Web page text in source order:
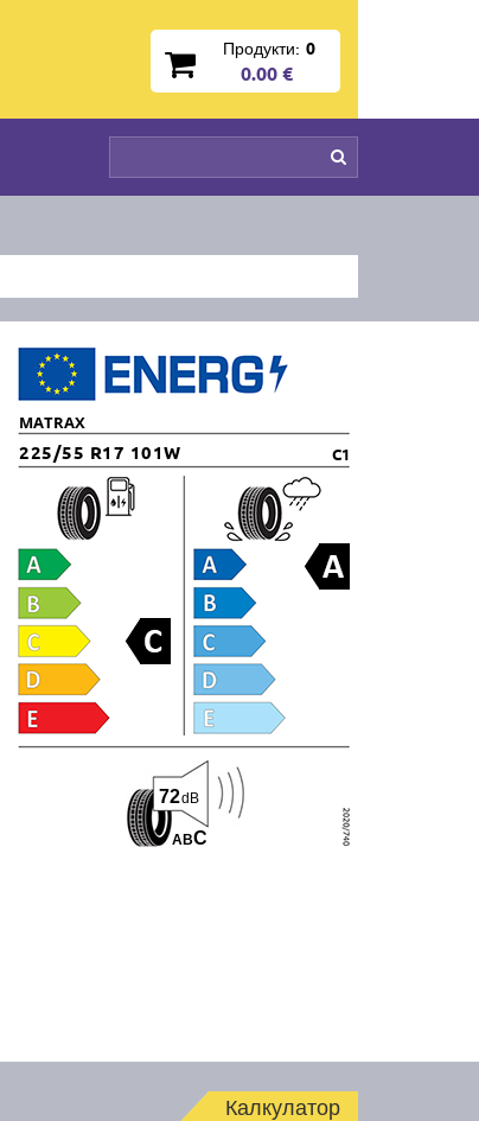
Продукти: 0
0.00 €
MATRAX
225/55 R17 101W C1
ABC
72dB
Калкулатор